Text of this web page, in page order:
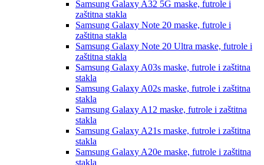
Samsung Galaxy A32 5G maske, futrole i
zaštitna stakla
Samsung Galaxy Note 20 maske, futrole i
zaštitna stakla
Samsung Galaxy Note 20 Ultra maske, futrole i
zaštitna stakla
Samsung Galaxy A03s maske, futrole i zaštitna
stakla
Samsung Galaxy A02s maske, futrole i zaštitna
stakla
Samsung Galaxy A12 maske, futrole i zaštitna
stakla
Samsung Galaxy A21s maske, futrole i zaštitna
stakla
Samsung Galaxy A20e maske, futrole i zaštitna
stakla